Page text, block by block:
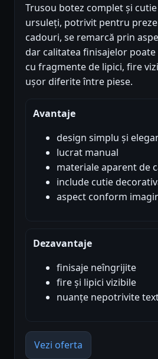
Trusou botez complet și
ursuleți, potrivit pentru
cadouri, se remarcă prin
dar calitatea finisajelor
cu fragmente de lipici, fire
ușor diferite între piese.
Avantaje
design simplu și
lucrat manual
materiale aparent de
include cutie
aspect conform
Dezavantaje
finisaje neîngrijite
fire și lipici vizibile
nuanțe nepotrivite
Vezi oferta